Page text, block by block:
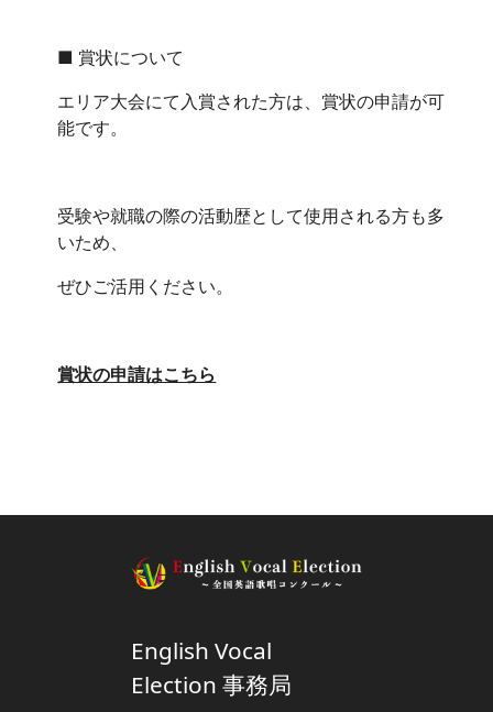
■ 賞状について
エリア大会にて入賞された方は、賞状の申請が可
能です。
受験や就職の際の活動歴として使用される方も多
いため、
ぜひご活用ください。
賞状の申請はこちら
English Vocal
Election 事務局